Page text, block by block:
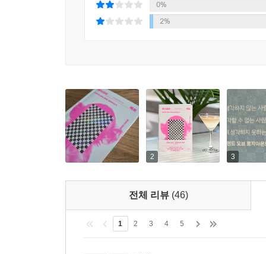
0%
2%
2 3
전체 리뷰 (46)
1 2 3 4 5